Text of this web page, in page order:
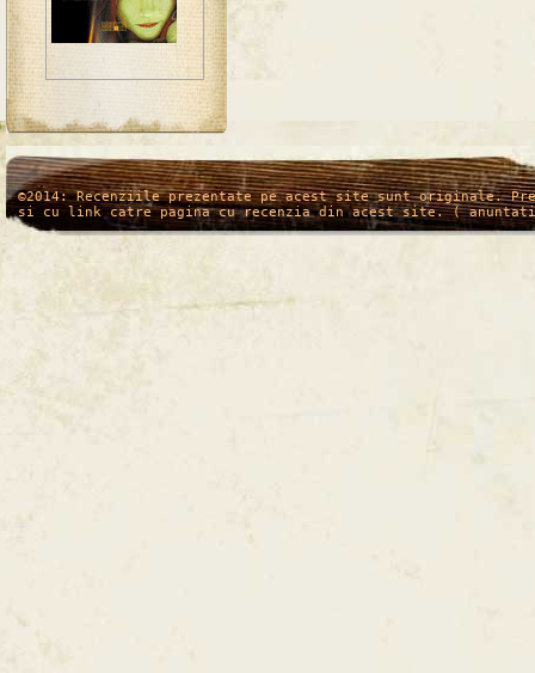
/* */
©2014: Recenziile prezentate pe acest site sunt originale.
si cu link catre pagina cu recenzia din acest site. (